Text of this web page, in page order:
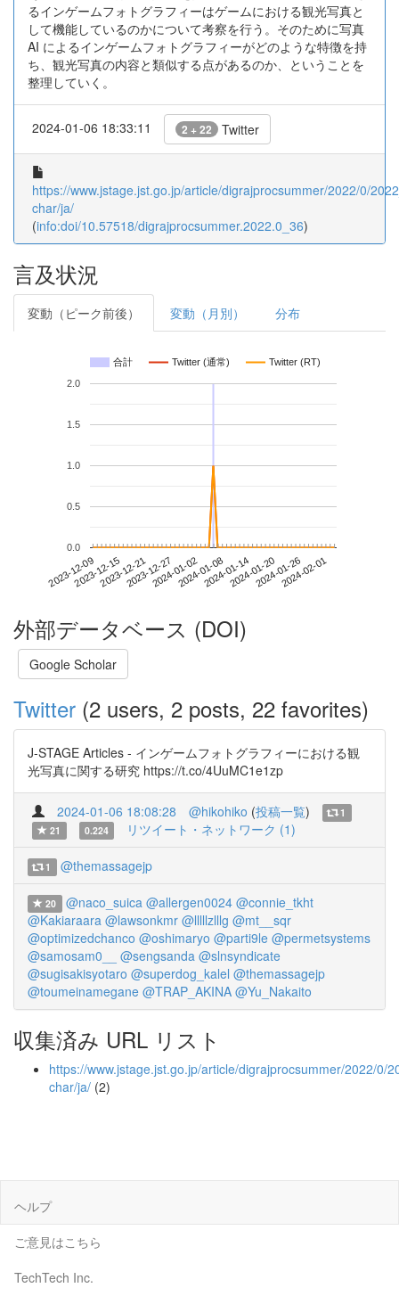
るインゲームフォトグラフィーはゲームにおける観光写真と
して機能しているのかについて考察を行う。そのために写真
AI によるインゲームフォトグラフィーがどのような特徴を持
ち、観光写真の内容と類似する点があるのか、ということを
整理していく。
2024-01-06 18:33:11 2 + 22 Twitter
https://www.jstage.jst.go.jp/article/digrajprocsummer/2022/0/
char/ja/
(info:doi/10.57518/digrajprocsummer.2022.0_36)
言及状況
変動（ピーク前後） 変動（月別） 分布
合計 Twitter (通常) Twitter (RT)
2023-12-092023-12-152023-12-212023-12-272024-01-022024-01-082024-01-142024-01-202024-01-262024-02-01
0.0
0.5
1.0
1.5
2.0
外部データベース (DOI)
Google Scholar
Twitter (2 users, 2 posts, 22 favorites)
J-STAGE Articles - インゲームフォトグラフィーにおける観
光写真に関する研究 https://t.co/4UuMC1e1zp
2024-01-06 18:08:28 @hikohiko (投稿一覧)
1
21
0.224 リツイート・ネットワーク (1)
1 @themassagejp
20 @naco_suica @allergen0024 @connie_tkht
@Kakiaraara @lawsonkmr @lllllzlllg @mt__sqr
@optimizedchanco @oshimaryo @parti9le @permetsystems
@samosam0__
@sengsanda @slnsyndicate
@sugisakisyotaro @superdog_kalel @themassagejp
@toumeinamegane @TRAP_AKINA @Yu_Nakaito
収集済み URL リスト
https://www.jstage.jst.go.jp/article/digrajprocsummer/2022/0/
char/ja/ (2)
ヘルプ
ご意見はこちら
TechTech Inc.